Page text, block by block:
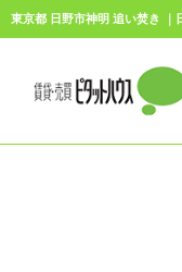
東京都 日野市神明 追い焚き ｜